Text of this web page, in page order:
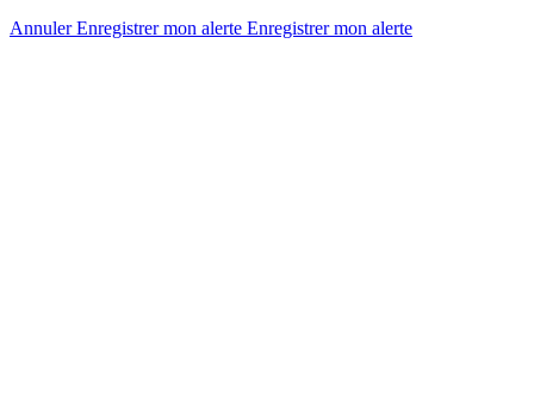
AnnulerEnregistrer mon alerte Enregistrermon alerte